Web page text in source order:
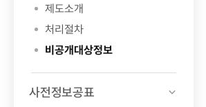
제도소개
처리절차
비공개대상정보
사전정보공표